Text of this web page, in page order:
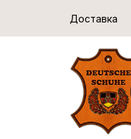
Доставка